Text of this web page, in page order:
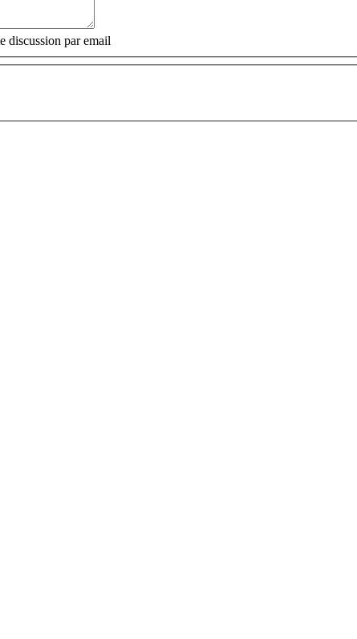
discussion par email